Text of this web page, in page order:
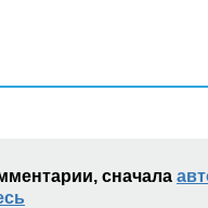
сначала